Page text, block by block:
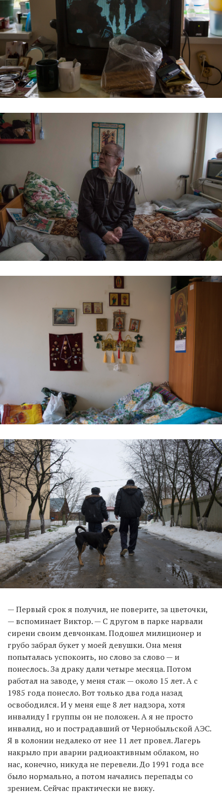
— Первый срок я получил, не поверите, за цветочки,
— вспоминает Виктор. — С другом в парке нарвали
сирени своим девчонкам. Подошел милиционер и
грубо забрал букет у моей девушки. Она меня
попыталась успокоить, но слово за слово — и
понеслось. За драку дали четыре месяца. Потом
работал на заводе, у меня стаж — около 15 лет. А с
1985 года понесло. Вот только два года назад
освободился. И у меня еще 8 лет надзора, хотя
инвалиду I группы он не положен. А я не просто
инвалид, но и пострадавший от Чернобыльской АЭС.
Я в колонии недалеко от нее 11 лет провел. Лагерь
накрыло при аварии радиоактивным облаком, но
нас, конечно, никуда не перевели. До 1991 года все
было нормально, а потом начались перепады со
зрением. Сейчас практически не вижу.